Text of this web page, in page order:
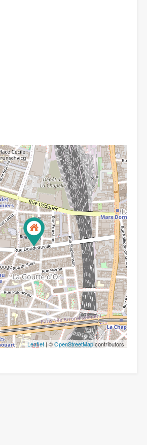
Leaflet | ©OpenStreetMapcontributors